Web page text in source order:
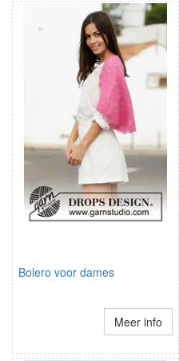
Bolero voor dames
Meer info